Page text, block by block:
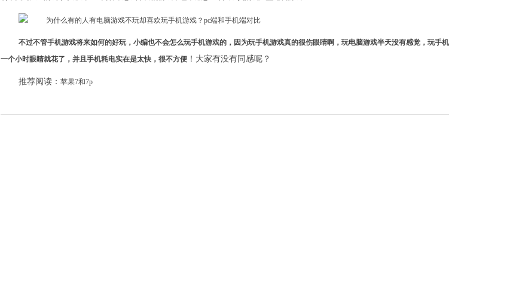
不过不管手机游戏将来如何的好玩，小编也不会怎么玩手机游戏的，因为玩手机游戏真的很伤眼睛啊，玩电脑游戏半天没有感觉，玩手机
一个小时眼睛就花了，并且手机耗电实在是太快，很不方便 ！大家有没有同感呢？
推荐阅读： 苹果7和7p